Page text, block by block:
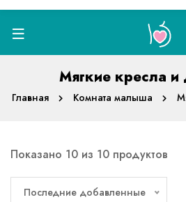
Мягкие кресла и
Главная Комната малыша
Показано 10 из 10 продуктов
Последние добавленные